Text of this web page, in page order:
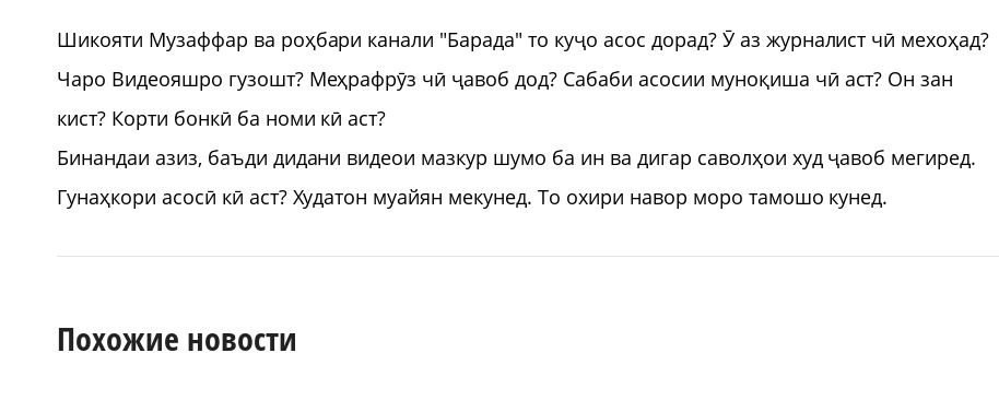
Шикояти Музаффар ва роҳбари канали "Барада" то куҷо асос дорад? Ӯ аз журналист чӣ мехоҳад?
Чаро Видеояшро гузошт? Меҳрафрӯз чӣ ҷавоб дод? Сабаби асосии муноқиша чӣ аст? Он зан
кист? Корти бонкӣ ба номи кӣ аст?
Бинандаи азиз, баъди дидани видеои мазкур шумо ба ин ва дигар саволҳои худ ҷавоб мегиред.
Гунаҳкори асосӣ кӣ аст? Худатон муайян мекунед. То охири навор моро тамошо кунед.
Похожие новости